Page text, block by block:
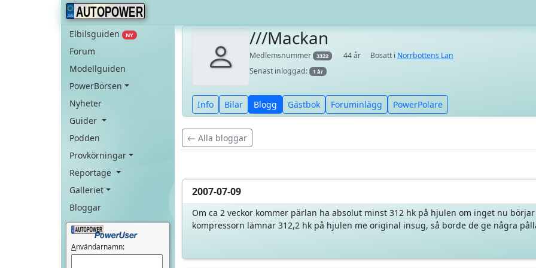
AUTOPOWER
Elbilsguiden NY
Forum
Modellguiden
PowerBörsen
Nyheter
Guider
Podden
Provkörningar
Reportage
Galleriet
Bloggar
Användarnamn:
///Mackan
Medlemsnummer 3322 44 år Bosatt i Norrbottens Län
Senast inloggad:
1 år
Info Bilar Blogg Gästbok Foruminlägg PowerPolare
Alla bloggar
2007-07-09
Om ca 2 veckor kommer pärlan ha absolut minst 312 hk på hjulen om inget nu
kompressorn lämnar 312,2 hk på hjulen me original insug, så borde de ge några